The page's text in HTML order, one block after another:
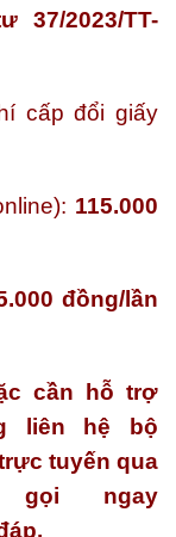
37/2023/TT-
cấp đổi giấy
115.000
đồng/lần
cần hỗ trợ
liên hệ bộ
tuyến qua
ngay